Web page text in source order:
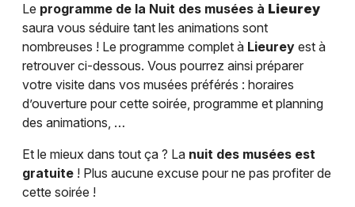
Le programme de la Nuit des musées à Lieurey
saura vous séduire tant les animations sont
nombreuses ! Le programme complet à Lieurey est à
retrouver ci-dessous. Vous pourrez ainsi préparer
votre visite dans vos musées préférés : horaires
d’ouverture pour cette soirée, programme et planning
des animations, …
Et le mieux dans tout ça ? La nuit des musées est
gratuite ! Plus aucune excuse pour ne pas profiter de
cette soirée !